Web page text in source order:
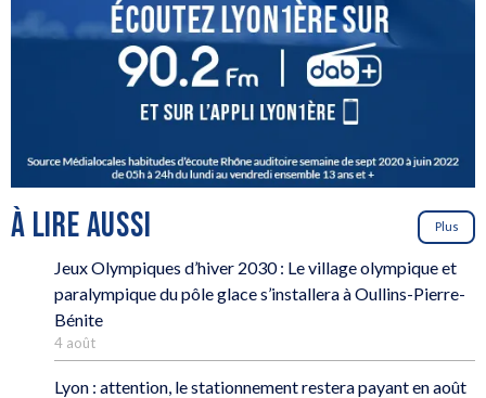
À LIRE AUSSI Plus
Jeux Olympiques d’hiver 2030 : Le village olympique et
paralympique du pôle glace s’installera à Oullins-Pierre-
Bénite
4 août
Lyon : attention, le stationnement restera payant en août